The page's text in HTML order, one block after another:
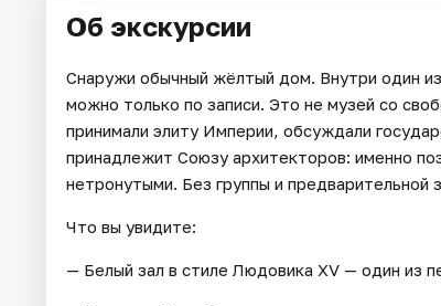
Об экскурсии
Снаружи обычный жёлтый дом. Внутри один
можно только по записи. Это не музей со
принимали элиту Империи, обсуждали
принадлежит Союзу архитекторов: именно
нетронутыми. Без группы и
Что вы увидите:
— Белый зал в стиле Людовика XV — один из